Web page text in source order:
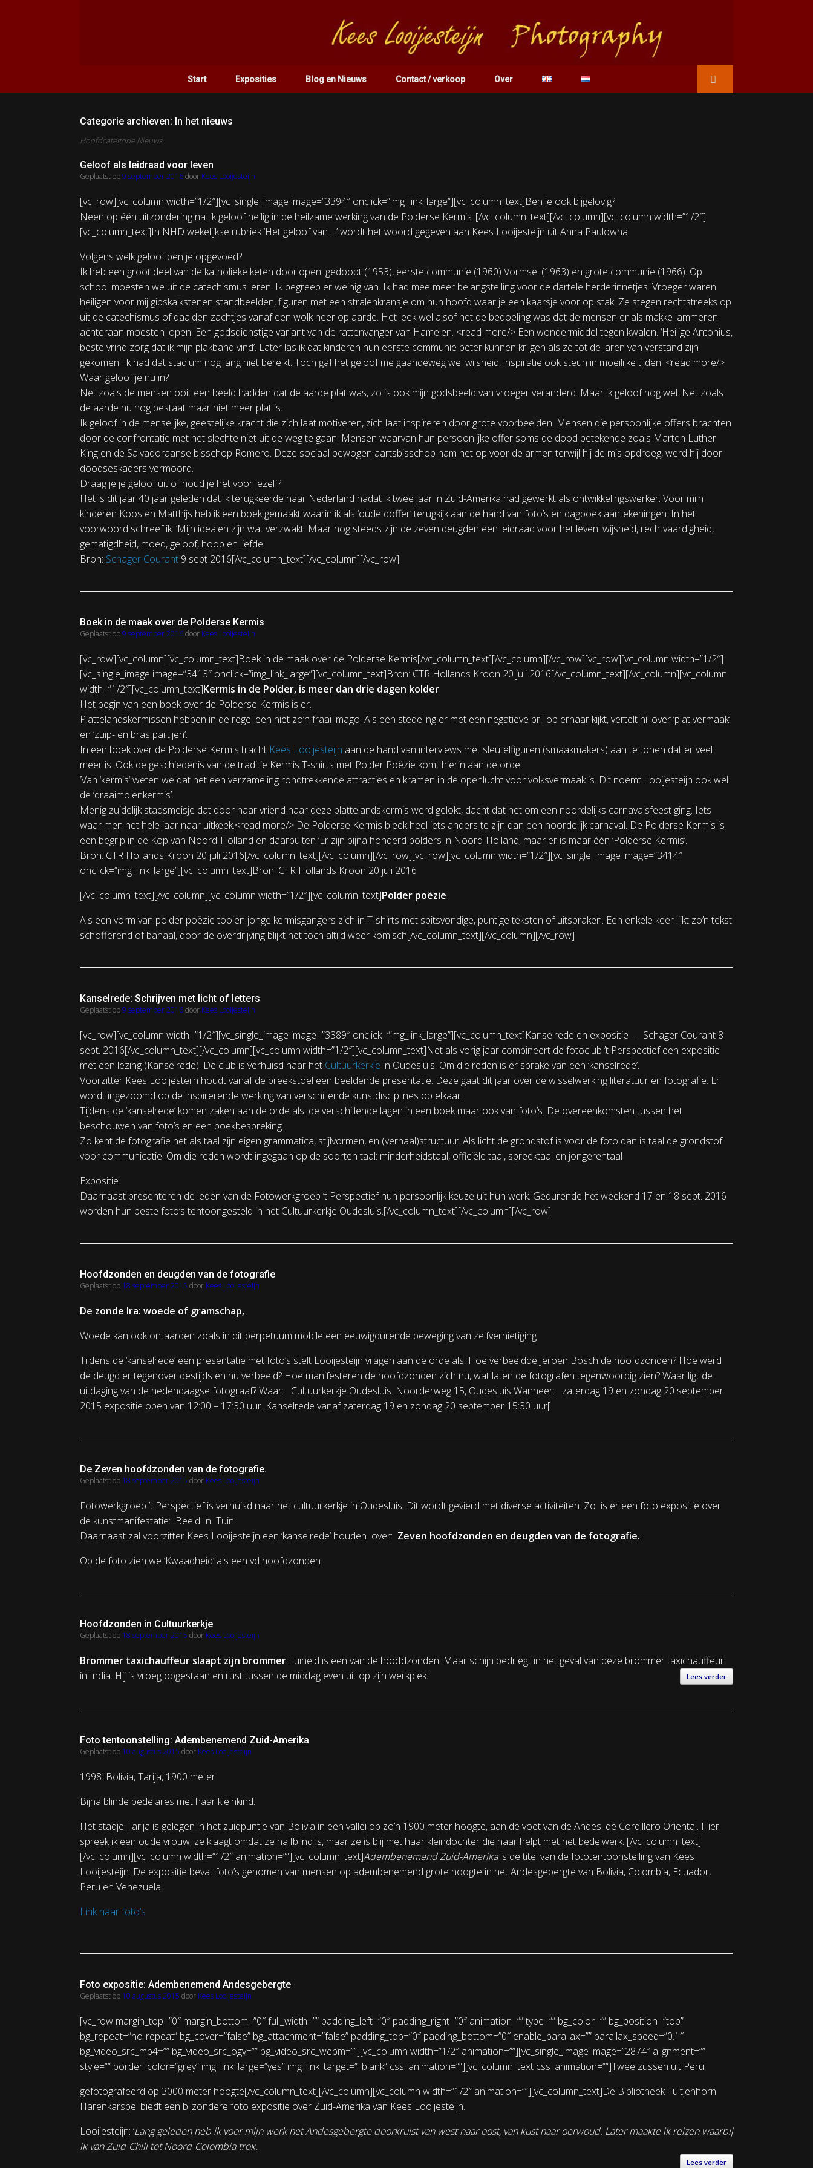
Start Exposities Blog en Nieuws Contact / verkoop Over
Categorie archieven: In het nieuws
Hoofdcategorie Nieuws
Geloof als leidraad voor leven
Geplaatst op9 september 2016door Kees Looijesteijn
[vc_row][vc_column width=”1/2″][vc_single_image image=”3394″ onclick=”img_link_large”][vc_column_text]Ben je ook bijgelovig?
Neen op één uitzondering na: ik geloof heilig in de heilzame werking van de Polderse Kermis..[/vc_column_text][/vc_column][vc_column width=”1/2″]
[vc_column_text]In NHD wekelijkse rubriek ‘Het geloof van….’ wordt het woord gegeven aan Kees Looijesteijn uit Anna Paulowna.
Volgens welk geloof ben je opgevoed?
Ik heb een groot deel van de katholieke keten doorlopen: gedoopt (1953), eerste communie (1960) Vormsel (1963) en grote communie (1966). Op
school moesten we uit de catechismus leren. Ik begreep er weinig van. Ik had mee meer belangstelling voor de dartele herderinnetjes. Vroeger waren
heiligen voor mij gipskalkstenen standbeelden, figuren met een stralenkransje om hun hoofd waar je een kaarsje voor op stak. Ze stegen rechtstreeks op
uit de catechismus of daalden zachtjes vanaf een wolk neer op aarde. Het leek wel alsof het de bedoeling was dat de mensen er als makke lammeren
achteraan moesten lopen. Een godsdienstige variant van de rattenvanger van Hamelen. <read more/> Een wondermiddel tegen kwalen. ‘Heilige Antonius,
beste vrind zorg dat ik mijn plakband vind’. Later las ik dat kinderen hun eerste communie beter kunnen krijgen als ze tot de jaren van verstand zijn
gekomen. Ik had dat stadium nog lang niet bereikt. Toch gaf het geloof me gaandeweg wel wijsheid, inspiratie ook steun in moeilijke tijden. <read more/>
Waar geloof je nu in?
Net zoals de mensen ooit een beeld hadden dat de aarde plat was, zo is ook mijn godsbeeld van vroeger veranderd. Maar ik geloof nog wel. Net zoals
de aarde nu nog bestaat maar niet meer plat is.
Ik geloof in de menselijke, geestelijke kracht die zich laat motiveren, zich laat inspireren door grote voorbeelden. Mensen die persoonlijke offers brachten
door de confrontatie met het slechte niet uit de weg te gaan. Mensen waarvan hun persoonlijke offer soms de dood betekende zoals Marten Luther
King en de Salvadoraanse bisschop Romero. Deze sociaal bewogen aartsbisschop nam het op voor de armen terwijl hij de mis opdroeg, werd hij door
doodseskaders vermoord.
Draag je je geloof uit of houd je het voor jezelf?
Het is dit jaar 40 jaar geleden dat ik terugkeerde naar Nederland nadat ik twee jaar in Zuid-Amerika had gewerkt als ontwikkelingswerker. Voor mijn
kinderen Koos en Matthijs heb ik een boek gemaakt waarin ik als ‘oude doffer’ terugkijk aan de hand van foto’s en dagboek aantekeningen. In het
voorwoord schreef ik: ‘Mijn idealen zijn wat verzwakt. Maar nog steeds zijn de zeven deugden een leidraad voor het leven: wijsheid, rechtvaardigheid,
gematigdheid, moed, geloof, hoop en liefde.
Bron: Schager Courant 9 sept 2016[/vc_column_text][/vc_column][/vc_row]
Boek in de maak over de Polderse Kermis
Geplaatst op9 september 2016door Kees Looijesteijn
[vc_row][vc_column][vc_column_text]Boek in de maak over de Polderse Kermis[/vc_column_text][/vc_column][/vc_row][vc_row][vc_column width=”1/2″]
[vc_single_image image=”3413″ onclick=”img_link_large”][vc_column_text]Bron: CTR Hollands Kroon 20 juli 2016[/vc_column_text][/vc_column][vc_column
width=”1/2″][vc_column_text]Kermis in de Polder, is meer dan drie dagen kolder
Het begin van een boek over de Polderse Kermis is er.
Plattelandskermissen hebben in de regel een niet zo’n fraai imago. Als een stedeling er met een negatieve bril op ernaar kijkt, vertelt hij over ‘plat vermaak’
en ‘zuip- en bras partijen’.
In een boek over de Polderse Kermis tracht Kees Looijesteijn aan de hand van interviews met sleutelfiguren (smaakmakers) aan te tonen dat er veel
meer is. Ook de geschiedenis van de traditie Kermis T-shirts met Polder Poëzie komt hierin aan de orde.
‘Van ‘kermis‘ weten we dat het een verzameling rondtrekkende attracties en kramen in de openlucht voor volksvermaak is. Dit noemt Looijesteijn ook wel
de ‘draaimolenkermis’.
Menig zuidelijk stadsmeisje dat door haar vriend naar deze plattelandskermis werd gelokt, dacht dat het om een noordelijks carnavalsfeest ging. Iets
waar men het hele jaar naar uitkeek.<read more/> De Polderse Kermis bleek heel iets anders te zijn dan een noordelijk carnaval. De Polderse Kermis is
een begrip in de Kop van Noord-Holland en daarbuiten ‘Er zijn bijna honderd polders in Noord-Holland, maar er is maar één ‘Polderse Kermis’.
Bron: CTR Hollands Kroon 20 juli 2016[/vc_column_text][/vc_column][/vc_row][vc_row][vc_column width=”1/2″][vc_single_image image=”3414″
onclick=”img_link_large”][vc_column_text]Bron: CTR Hollands Kroon 20 juli 2016
[/vc_column_text][/vc_column][vc_column width=”1/2″][vc_column_text]Polder poëzie
Als een vorm van polder poëzie tooien jonge kermisgangers zich in T-shirts met spitsvondige, puntige teksten of uitspraken. Een enkele keer lijkt zo’n tekst
schofferend of banaal, door de overdrijving blijkt het toch altijd weer komisch[/vc_column_text][/vc_column][/vc_row]
Kanselrede: Schrijven met licht of letters
Geplaatst op9 september 2016door Kees Looijesteijn
[vc_row][vc_column width=”1/2″][vc_single_image image=”3389″ onclick=”img_link_large”][vc_column_text]Kanselrede en expositie – Schager Courant 8
sept. 2016[/vc_column_text][/vc_column][vc_column width=”1/2″][vc_column_text]Net als vorig jaar combineert de fotoclub ’t Perspectief een expositie
met een lezing (Kanselrede). De club is verhuisd naar het Cultuurkerkje in Oudesluis. Om die reden is er sprake van een ‘kanselrede’.
Voorzitter Kees Looijesteijn houdt vanaf de preekstoel een beeldende presentatie. Deze gaat dit jaar over de wisselwerking literatuur en fotografie. Er
wordt ingezoomd op de inspirerende werking van verschillende kunstdisciplines op elkaar.
Tijdens de ‘kanselrede’ komen zaken aan de orde als: de verschillende lagen in een boek maar ook van foto’s. De overeenkomsten tussen het
beschouwen van foto’s en een boekbespreking.
Zo kent de fotografie net als taal zijn eigen grammatica, stijlvormen, en (verhaal)structuur. Als licht de grondstof is voor de foto dan is taal de grondstof
voor communicatie. Om die reden wordt ingegaan op de soorten taal: minderheidstaal, officiële taal, spreektaal en jongerentaal
Expositie
Daarnaast presenteren de leden van de Fotowerkgroep ’t Perspectief hun persoonlijk keuze uit hun werk. Gedurende het weekend 17 en 18 sept. 2016
worden hun beste foto’s tentoongesteld in het Cultuurkerkje Oudesluis.[/vc_column_text][/vc_column][/vc_row]
Hoofdzonden en deugden van de fotografie
Geplaatst op 18 september 2015 door Kees Looijesteijn
De zonde Ira: woede of gramschap,
Woede kan ook ontaarden zoals in dit perpetuum mobile een eeuwigdurende beweging van zelfvernietiging
Tijdens de ‘kanselrede’ een presentatie met foto’s stelt Looijesteijn vragen aan de orde als: Hoe verbeeldde Jeroen Bosch de hoofdzonden? Hoe werd
de deugd er tegenover destijds en nu verbeeld? Hoe manifesteren de hoofdzonden zich nu, wat laten de fotografen tegenwoordig zien? Waar ligt de
uitdaging van de hedendaagse fotograaf? Waar: Cultuurkerkje Oudesluis. Noorderweg 15, Oudesluis Wanneer: zaterdag 19 en zondag 20 september
2015 expositie open van 12:00 – 17:30 uur. Kanselrede vanaf zaterdag 19 en zondag 20 september 15:30 uur[
De Zeven hoofdzonden van de fotografie.
Geplaatst op 18 september 2015 door Kees Looijesteijn
Fotowerkgroep ’t Perspectief is verhuisd naar het cultuurkerkje in Oudesluis. Dit wordt gevierd met diverse activiteiten. Zo is er een foto expositie over
de kunstmanifestatie: Beeld In Tuin.
Daarnaast zal voorzitter Kees Looijesteijn een ‘kanselrede’ houden over: Zeven hoofdzonden en deugden van de fotografie.
Op de foto zien we ‘Kwaadheid’ als een vd hoofdzonden
Hoofdzonden in Cultuurkerkje
Geplaatst op 18 september 2015 door Kees Looijesteijn
Brommer taxichauffeur slaapt zijn brommer Luiheid is een van de hoofdzonden. Maar schijn bedriegt in het geval van deze brommer taxichauffeur
in India. Hij is vroeg opgestaan en rust tussen de middag even uit op zijn werkplek.
Lees verder
Foto tentoonstelling: Adembenemend Zuid-Amerika
Geplaatst op 10 augustus 2015 door Kees Looijesteijn
1998: Bolivia, Tarija, 1900 meter
Bijna blinde bedelares met haar kleinkind.
Het stadje Tarija is gelegen in het zuidpuntje van Bolivia in een vallei op zo’n 1900 meter hoogte, aan de voet van de Andes: de Cordillero Oriental. Hier
spreek ik een oude vrouw, ze klaagt omdat ze halfblind is, maar ze is blij met haar kleindochter die haar helpt met het bedelwerk. [/vc_column_text]
[/vc_column][vc_column width=”1/2″ animation=””][vc_column_text]Adembenemend Zuid-Amerikais de titel van de fototentoonstelling van Kees
Looijesteijn. De expositie bevat foto’s genomen van mensen op adembenemend grote hoogte in het Andesgebergte van Bolivia, Colombia, Ecuador,
Peru en Venezuela.
Link naar foto’s
Foto expositie: Adembenemend Andesgebergte
Geplaatst op 10 augustus 2015 door Kees Looijesteijn
[vc_row margin_top=”0″ margin_bottom=”0″ full_width=”” padding_left=”0″ padding_right=”0″ animation=”” type=”” bg_color=”” bg_position=”top”
bg_repeat=”no-repeat” bg_cover=”false” bg_attachment=”false” padding_top=”0″ padding_bottom=”0″ enable_parallax=”” parallax_speed=”0.1″
bg_video_src_mp4=”” bg_video_src_ogv=”” bg_video_src_webm=””][vc_column width=”1/2″ animation=””][vc_single_image image=”2874″ alignment=””
style=”” border_color=”grey” img_link_large=”yes” img_link_target=”_blank” css_animation=””][vc_column_text css_animation=””]Twee zussen uit Peru,
gefotografeerd op 3000 meter hoogte[/vc_column_text][/vc_column][vc_column width=”1/2″ animation=””][vc_column_text]De Bibliotheek Tuitjenhorn
Harenkarspel biedt een bijzondere foto expositie over Zuid-Amerika van Kees Looijesteijn.
Looijesteijn: ‘Lang geleden heb ik voor mijn werk het Andesgebergte doorkruist van west naar oost, van kust naar oerwoud. Later maakte ik reizen waarbij
ik van Zuid-Chili tot Noord-Colombia trok.
Lees verder